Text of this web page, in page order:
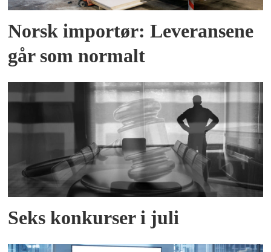
Norsk importør: Leveransene
går som normalt
Seks konkurser i juli